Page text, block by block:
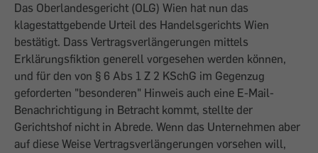
Das Oberlandesgericht (OLG) Wien hat nun das
klagestattgebende Urteil des Handelsgerichts Wien
bestätigt. Dass Vertragsverlängerungen mittels
Erklärungsfiktion generell vorgesehen werden können,
und für den von § 6 Abs 1 Z 2 KSchG im Gegenzug
geforderten "besonderen" Hinweis auch eine E-Mail-
Benachrichtigung in Betracht kommt, stellte der
Gerichtshof nicht in Abrede. Wenn das Unternehmen aber
auf diese Weise Vertragsverlängerungen vorsehen will,